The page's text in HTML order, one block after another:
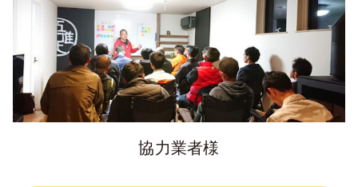
協力業者様